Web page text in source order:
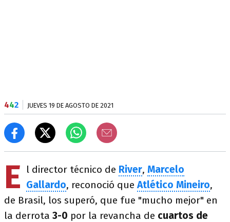
442 JUEVES 19 DE AGOSTO DE 2021
E l director técnico de River, Marcelo
Gallardo, reconoció queAtlético Mineiro,
de Brasil, los superó, que fue "mucho mejor" en
la derrota 3-0 por la revancha de cuartos de